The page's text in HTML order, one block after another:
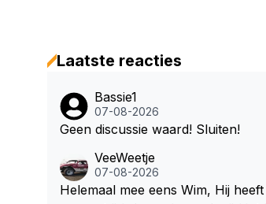
Laatste reacties
Bassie1
07-08-2026
Geen discussie waard! Sluiten!
VeeWeetje
07-08-2026
Helemaal mee eens Wim, Hij heeft net als Olav Mol soms